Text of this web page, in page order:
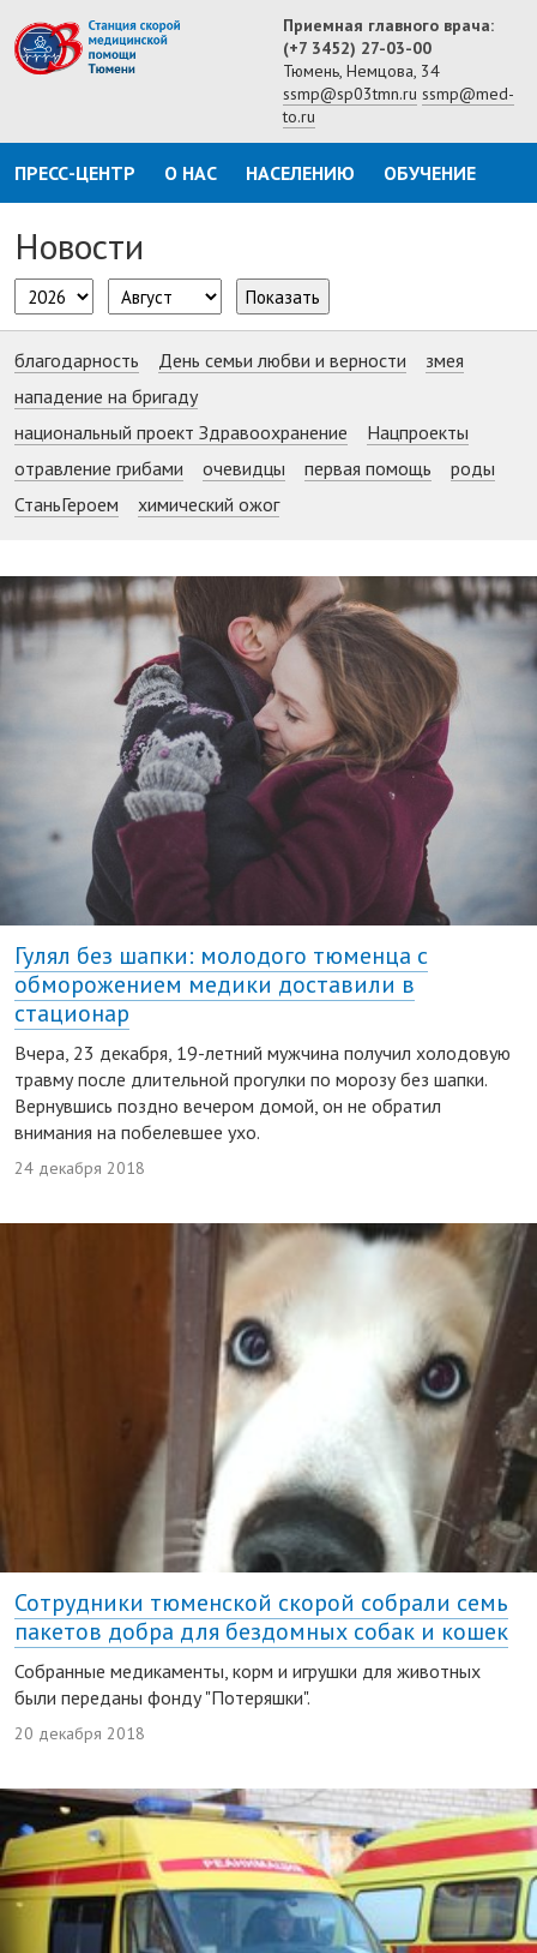
Приемная главного врача:
(+7 3452) 27-03-00
Тюмень, Немцова, 34
ssmp@sp03tmn.ru ssmp@med-
to.ru
ПРЕСС-ЦЕНТР О НАС НАСЕЛЕНИЮ ОБУЧЕНИЕ
Новости
Показать
благодарность День семьи любви и верности
змея
нападение на бригаду
национальный проект Здравоохранение
Нацпроекты
отравление грибами
очевидцы первая помощь
роды
СтаньГероем
химический ожог
Гулял без шапки: молодого тюменца с
обморожением медики доставили в
стационар
Вчера, 23 декабря, 19-летний мужчина получил холодовую
травму после длительной прогулки по морозу без шапки.
Вернувшись поздно вечером домой, он не обратил
внимания на побелевшее ухо.
24 декабря 2018
Сотрудники тюменской скорой собрали семь
пакетов добра для бездомных собак и кошек
Собранные медикаменты, корм и игрушки для животных
были переданы фонду "Потеряшки".
20 декабря 2018